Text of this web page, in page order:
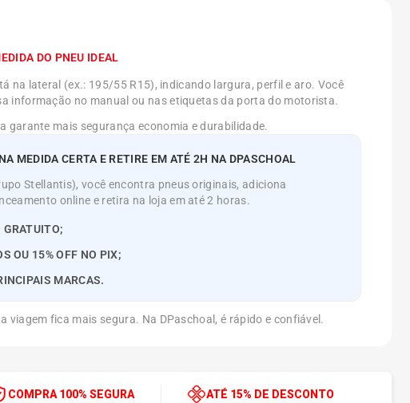
DO PNEU IDEAL
na lateral (ex.: 195/55 R15), indicando largura, perfil e aro. Você
informação no manual ou nas etiquetas da porta do motorista.
garante mais segurança economia e durabilidade.
MEDIDA CERTA E RETIRE EM ATÉ 2H NA DPASCHOAL
Stellantis), você encontra pneus originais, adiciona
online e retira na loja em até 2 horas.
GRATUITO;
OU 15% OFF NO PIX;
MARCAS.
viagem fica mais segura. Na DPaschoal, é rápido e confiável.
COMPRA 100% SEGURA ATÉ 15% DE DESCONTO